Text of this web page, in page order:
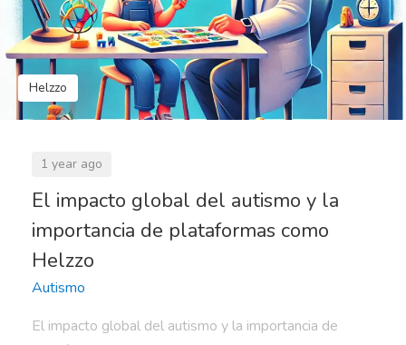
Helzzo
1 year ago
El impacto global del autismo y la
importancia de plataformas como
Helzzo
Autismo
El impacto global del autismo y la importancia de